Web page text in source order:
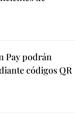
Pay podrán
códigos QR